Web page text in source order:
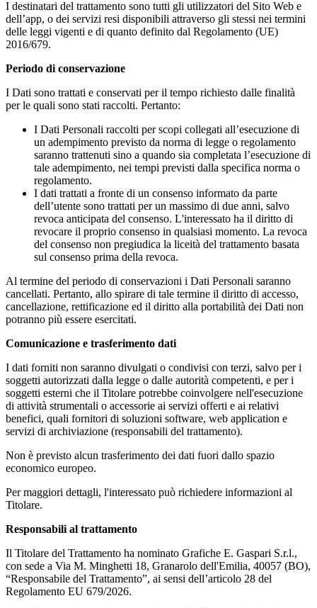
I destinatari del trattamento sono tutti gli utilizzatori del Sito Web e
dell’app, o dei servizi resi disponibili attraverso gli stessi nei termini
delle leggi vigenti e di quanto definito dal Regolamento (UE)
2016/679.
Periodo di conservazione
I Dati sono trattati e conservati per il tempo richiesto dalle finalità
per le quali sono stati raccolti. Pertanto:
I Dati Personali raccolti per scopi collegati all’esecuzione di
un adempimento previsto da norma di legge o regolamento
saranno trattenuti sino a quando sia completata l’esecuzione di
tale adempimento, nei tempi previsti dalla specifica norma o
regolamento.
I dati trattati a fronte di un consenso informato da parte
dell’utente sono trattati per un massimo di due anni, salvo
revoca anticipata del consenso. L'interessato ha il diritto di
revocare il proprio consenso in qualsiasi momento. La revoca
del consenso non pregiudica la liceità del trattamento basata
sul consenso prima della revoca.
Al termine del periodo di conservazioni i Dati Personali saranno
cancellati. Pertanto, allo spirare di tale termine il diritto di accesso,
cancellazione, rettificazione ed il diritto alla portabilità dei Dati non
potranno più essere esercitati.
Comunicazione e trasferimento dati
I dati forniti non saranno divulgati o condivisi con terzi, salvo per i
soggetti autorizzati dalla legge o dalle autorità competenti, e per i
soggetti esterni che il Titolare potrebbe coinvolgere nell'esecuzione
di attività strumentali o accessorie ai servizi offerti e ai relativi
benefici, quali fornitori di soluzioni software, web application e
servizi di archiviazione (responsabili del trattamento).
Non è previsto alcun trasferimento dei dati fuori dallo spazio
economico europeo.
Per maggiori dettagli, l'interessato può richiedere informazioni al
Titolare.
Responsabili al trattamento
Il Titolare del Trattamento ha nominato Grafiche E. Gaspari S.r.l.,
con sede a Via M. Minghetti 18, Granarolo dell'Emilia, 40057 (BO),
“Responsabile del Trattamento”, ai sensi dell’articolo 28 del
Regolamento EU 679/2026.